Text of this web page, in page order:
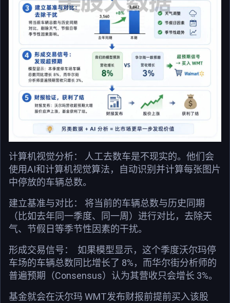
计算机视觉分析： 人工去数车是不现实的。他们会
使用AI和计算机视觉算法，自动识别并计算每张图片
中停放的车辆总数。
建立基准与对比： 将当前的车辆总数与历史同期
（比如去年同一季度、同一周）进行对比，去除天
气、节假日等季节性因素的干扰。
形成交易信号： 如果模型显示，这个季度沃尔玛停
车场的车辆总数同比增长了 8%，而华尔街分析师的
普遍预期（Consensus）认为其营收只会增长 3%。
基金就会在沃尔玛 WMT发布财报前提前买入该股